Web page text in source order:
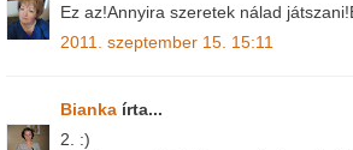
Ez az!Annyira szeretek nálad
2011. szeptember 15. 15:11
Bianka írta...
2. :)